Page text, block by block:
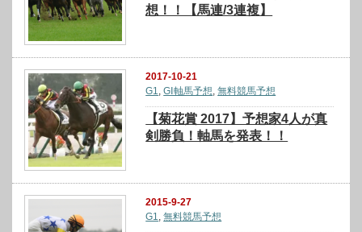
想！！【馬連/3連複】
2017-10-21
G1,GⅠ軸馬予想,無料競馬予想
【菊花賞 2017】予想家4人が真
剣勝負！軸馬を発表！！
2015-9-27
G1,無料競馬予想